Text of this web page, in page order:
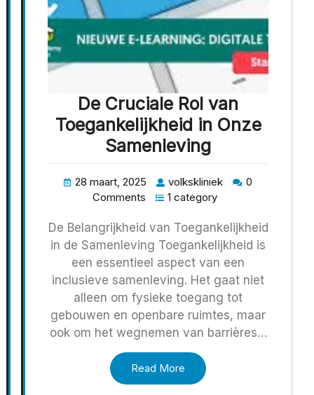
De Cruciale Rol van
Toegankelijkheid in Onze
Samenleving
28 maart, 2025 volkskliniek
0
Comments
1 category
De Belangrijkheid van Toegankelijkheid
in de Samenleving Toegankelijkheid is
een essentieel aspect van een
inclusieve samenleving. Het gaat niet
alleen om fysieke toegang tot
gebouwen en openbare ruimtes, maar
ook om het wegnemen van barrières…
Read More